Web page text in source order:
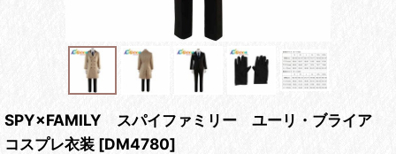
SPY×FAMILY スパイファミリー ユーリ・ブライア
コスプレ衣装 [DM4780]